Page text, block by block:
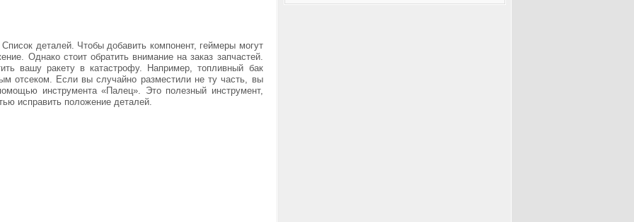
деталей. Чтобы добавить компонент, геймеры могут
Однако стоит обратить внимание на заказ запчастей.
вашу ракету в катастрофу. Например, топливный бак
отсеком. Если вы случайно разместили не ту часть, вы
инструмента «Палец». Это полезный инструмент,
исправить положение деталей.